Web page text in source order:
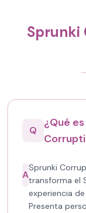
Sprunki
Q
¿Qué
A
Sprunki
transforma el
experiencia
Presenta